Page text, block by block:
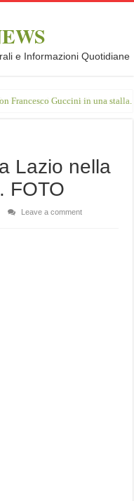
e Informazioni Quotidiane
Francesco Guccini in una
Lazio nella
FOTO
Leave a comment